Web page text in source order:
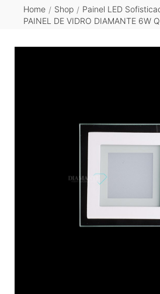
Home / Shop / Painel LED
PAINEL DE VIDRO DIAMANTE 6W